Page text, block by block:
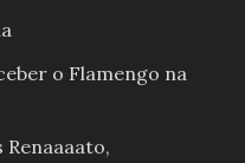
o Flamengo na
Renaaaato,